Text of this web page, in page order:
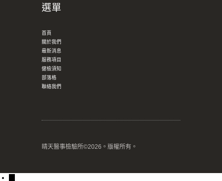
選單
首頁
關於我們
最新消息
服務項目
健檢須知
部落格
聯絡我們
晴天醫事檢驗所©2026。版權所有。